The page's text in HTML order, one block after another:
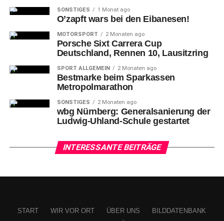
Schlachtenbummler*innen, die lautstark (+ leider auch mit
diesmal weitaus vernünftigeren FCN-Fans) auf sich
aufmerksam machten – aber wurde belohnt für dessen
Unterstützung und durfte jeweils im Nachgang jubeln.
SONSTIGES 1 Monat ago
O’zapft wars bei den Eibanesen!
MOTORSPORT 2 Monaten ago
Porsche Sixt Carrera Cup
Deutschland, Rennen 10, Lausitzring
SPORT ALLGEMEIN 2 Monaten ago
Bestmarke beim Sparkassen
Metropolmarathon
SONSTIGES 2 Monaten ago
wbg Nürnberg: Generalsanierung der
Ludwig-Uhland-Schule gestartet
INTERESSANTE BEITRÄGE
START WIR VOR ORT ÜBER UNS
BILDDATENBANK